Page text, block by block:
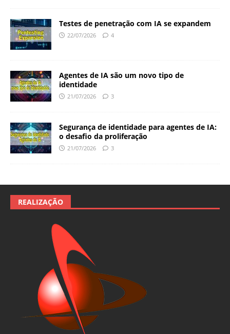
Testes de penetração com IA se expandem
22/07/2026 4
Agentes de IA são um novo tipo de
identidade
21/07/2026 3
Segurança de identidade para agentes de IA:
o desafio da proliferação
21/07/2026 3
REALIZAÇÃO